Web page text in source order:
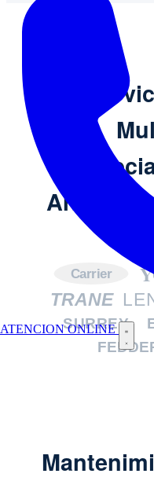
ATENCION ONLINE
Arbolito
Carrier
TRANE
SURREY